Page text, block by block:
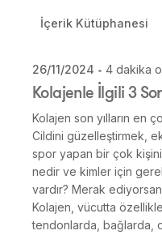
İçerik Kütüphanesi
Posted by
Dilara Koçak
26/11/2024 4 dakika
Kolajenle İlgili 3
Kolajen son yılların en
Cildini güzelleştirmek,
spor yapan bir çok
nedir ve kimler için
vardır? Merak
Kolajen, vücutta
tendonlarda, bağlarda,